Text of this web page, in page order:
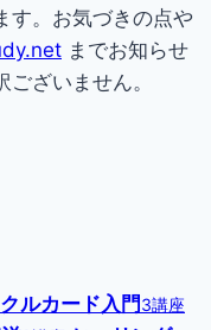
す。お気づきの点や
までお知らせ
ざいません。
ルカード入門3講座